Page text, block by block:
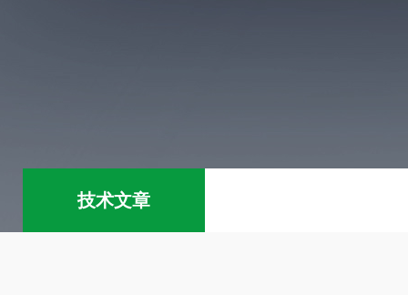
技术文章